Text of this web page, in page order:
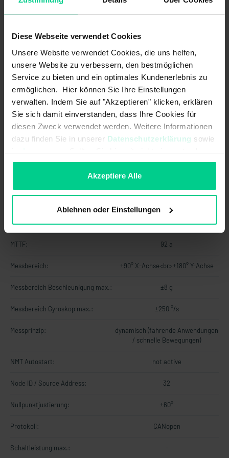
Diese Webseite verwendet Cookies
Unsere Website verwendet Cookies, die uns helfen,
unsere Website zu verbessern, den bestmöglichen
Service zu bieten und ein optimales Kundenerlebnis zu
ermöglichen. Hier können Sie Ihre Einstellungen
verwalten. Indem Sie auf "Akzeptieren" klicken, erklären
Sie sich damit einverstanden, dass Ihre Cookies für
diesen Zweck verwendet werden. Weitere Informationen
dazu finden Sie in unserer Datenschutzerklärung sowie
imImpressum. Sollten Sie hiermit nicht einverstanden
sein, können Sie die Verwendung von Cookies hier
Akzeptiere Alle
Ablehnen oder Einstellungen
EMV Land- und forstwirtschaftliche
Maschinen (Norm):
EN ISO 14982, Load dump Pulse B
with Us = 85V, Cranking ISO 16750-2
Einschaltverzögerung: -
Genauigkeit dynamisch typ.: ±0,5 °
Kurzschlusssicherheit: ISO 16750-2
MTTF: 92 a
Messbereich: ±90° X-Achse<br>±180° Y-Achse
Messbereich Beschleunigung max.: ±8 g
Messbereich Gyroskop max.: ±250 °/s
Messprinzip:
dynamisch (fahrende Anwendungen
/ schnelle Bewegungen)
NMT Autostart: not active
Node ID / Source Address: 32
Nullpunktjustierung: ±60°
Protokoll: CANopen
Schaltleistung max.: -